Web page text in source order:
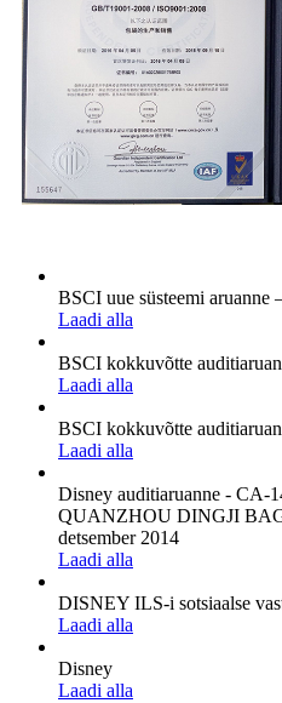
BSCI uue süsteemi aruanne
Laadi alla
BSCI kokkuvõtte
Laadi alla
BSCI kokkuvõtte
Laadi alla
Disney auditiaruanne - CA-
QUANZHOU DINGJI
detsember 2014
Laadi alla
DISNEY ILS-i sotsiaalse
Laadi alla
Disney
Laadi alla